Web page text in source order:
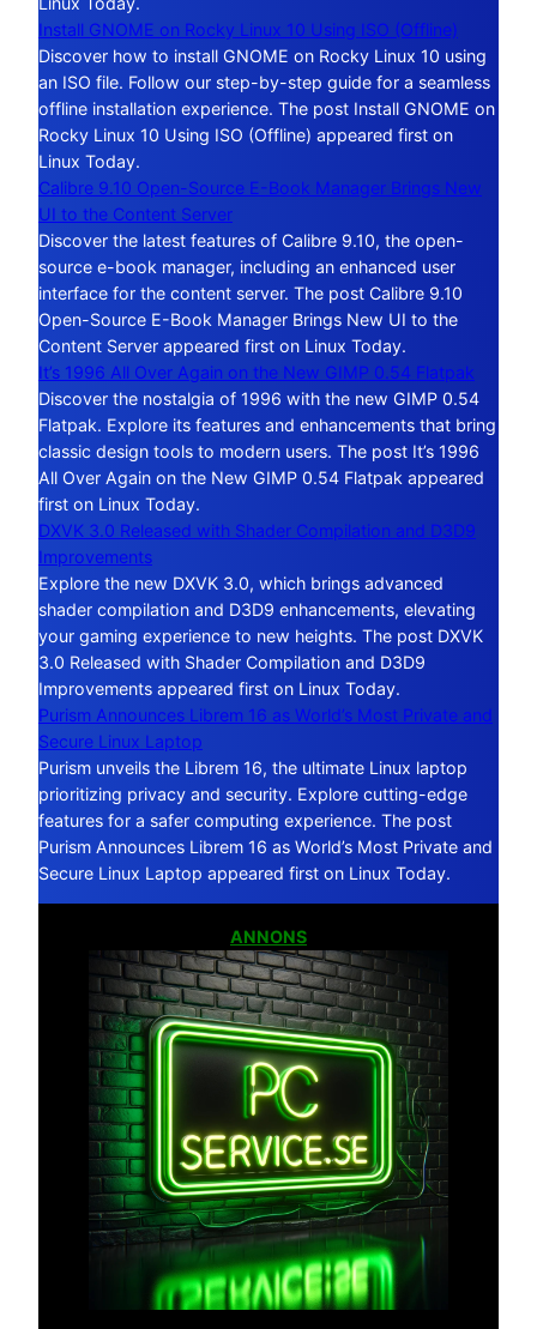
Install GNOME on Rocky Linux 10 Using ISO (Offline)
Discover how to install GNOME on Rocky Linux 10 using
an ISO file. Follow our step-by-step guide for a seamless
offline installation experience. The post Install GNOME on
Rocky Linux 10 Using ISO (Offline) appeared first on
Linux Today.
Calibre 9.10 Open-Source E-Book Manager Brings New
UI to the Content Server
Discover the latest features of Calibre 9.10, the open-
source e-book manager, including an enhanced user
interface for the content server. The post Calibre 9.10
Open-Source E-Book Manager Brings New UI to the
Content Server appeared first on Linux Today.
It’s 1996 All Over Again on the New GIMP 0.54 Flatpak
Discover the nostalgia of 1996 with the new GIMP 0.54
Flatpak. Explore its features and enhancements that bring
classic design tools to modern users. The post It’s 1996
All Over Again on the New GIMP 0.54 Flatpak appeared
first on Linux Today.
DXVK 3.0 Released with Shader Compilation and D3D9
Improvements
Explore the new DXVK 3.0, which brings advanced
shader compilation and D3D9 enhancements, elevating
your gaming experience to new heights. The post DXVK
3.0 Released with Shader Compilation and D3D9
Improvements appeared first on Linux Today.
Purism Announces Librem 16 as World’s Most Private and
Secure Linux Laptop
Purism unveils the Librem 16, the ultimate Linux laptop
prioritizing privacy and security. Explore cutting-edge
features for a safer computing experience. The post
Purism Announces Librem 16 as World’s Most Private and
Secure Linux Laptop appeared first on Linux Today.
ANNONS